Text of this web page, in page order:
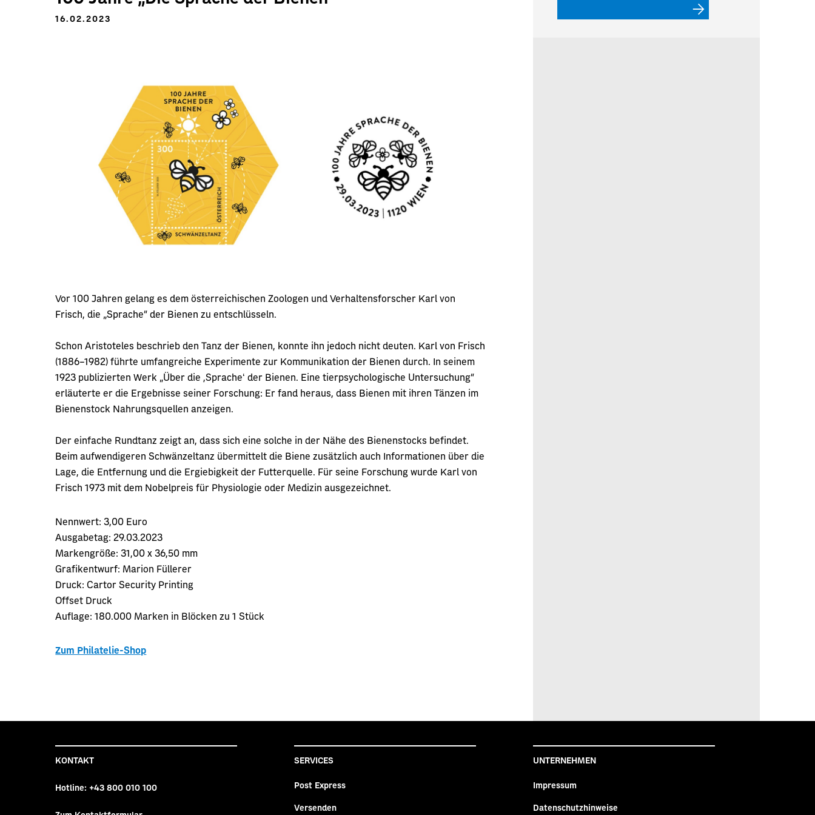
16.02.2023
Vor 100 Jahren gelang es dem österreichischen Zoologen und Verhaltensforscher Karl von
Frisch, die „Sprache“ der Bienen zu entschlüsseln.
Schon Aristoteles beschrieb den Tanz der Bienen, konnte ihn jedoch nicht deuten. Karl von Frisch
(1886–1982) führte umfangreiche Experimente zur Kommunikation der Bienen durch. In seinem
1923 publizierten Werk „Über die ,Spracheʻ der Bienen. Eine tierpsychologische Untersuchung“
erläuterte er die Ergebnisse seiner Forschung: Er fand heraus, dass Bienen mit ihren Tänzen im
Bienenstock Nahrungsquellen anzeigen.
Der einfache Rundtanz zeigt an, dass sich eine solche in der Nähe des Bienenstocks befindet.
Beim aufwendigeren Schwänzeltanz übermittelt die Biene zusätzlich auch Informationen über die
Lage, die Entfernung und die Ergiebigkeit der Futterquelle. Für seine Forschung wurde Karl von
Frisch 1973 mit dem Nobelpreis für Physiologie oder Medizin ausgezeichnet.
Nennwert: 3,00 Euro
Ausgabetag: 29.03.2023
Markengröße: 31,00 x 36,50 mm
Grafikentwurf: Marion Füllerer
Druck: Cartor Security Printing
Offset Druck
Auflage: 180.000 Marken in Blöcken zu 1 Stück
Zum Philatelie-Shop
KONTAKT
Hotline: +43 800 010 100
SERVICES
Post Express
Versenden
UNTERNEHMEN
Impressum
Datenschutzhinweise